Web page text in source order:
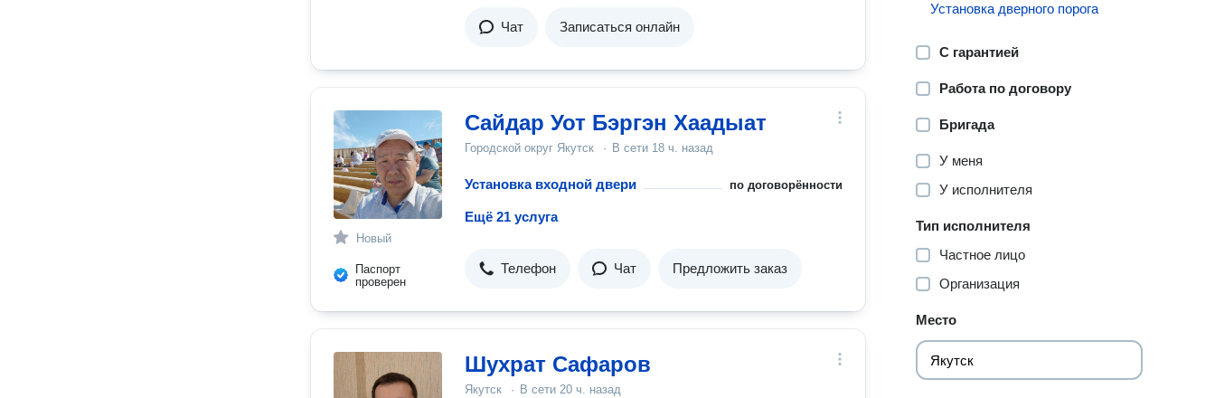
Чат Записаться онлайн
Новый
Паспорт
проверен
Сайдар Уот Бэргэн Хаадыат
Городской округ Якутск · В сети 18 ч. назад
Установка входной двери по договорённости
Ещё 21 услуга
Телефон Чат Предложить заказ
Шухрат Сафаров
Якутск · В сети 20 ч. назад
Установка дверного порога
С гарантией
Работа по договору
Бригада
У меня
У исполнителя
Тип исполнителя
Частное лицо
Организация
Место